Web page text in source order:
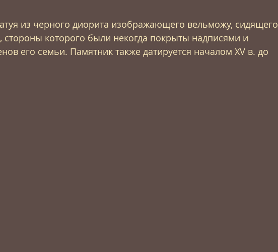
из черного диорита изображающего вельможу, сидящего
стороны которого были некогда покрыты надписями и
его семьи. Памятник также датируется началом XV в. до